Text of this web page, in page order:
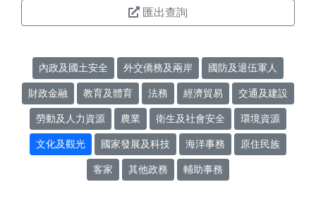
匯出查詢
內政及國土安全 外交僑務及兩岸 國防及退伍軍人
財政金融 教育及體育 法務 經濟貿易 交通及建設
勞動及人力資源 農業 衛生及社會安全 環境資源
文化及觀光 國家發展及科技 海洋事務 原住民族
客家 其他政務 輔助事務